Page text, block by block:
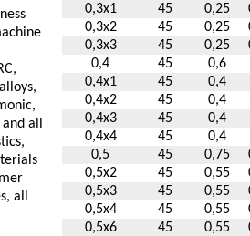
all
all
0,3x1
45 0,25
0,3x2
45 0,25
0,3x3
45 0,25
0,4
45
0,6
0,4x1
45
0,4
0,4x2
45
0,4
0,4x3
45
0,4
0,4x4
45
0,4
0,5
45 0,75
0,5x2
45 0,55
0,5x3
45 0,55
0,5x4
45 0,55
0,5x6
45 0,55